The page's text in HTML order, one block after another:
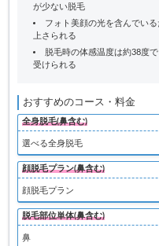
が少ない脱毛
フォト美顔の光を含んでい
上さられる
脱毛時の体感温度は約38度
受けられる
おすすめのコース・料金
全身脱毛(鼻含む)
選べる全身脱毛
顔脱毛プラン(鼻含む)
顔脱毛プラン
脱毛部位単体(鼻含む)
鼻